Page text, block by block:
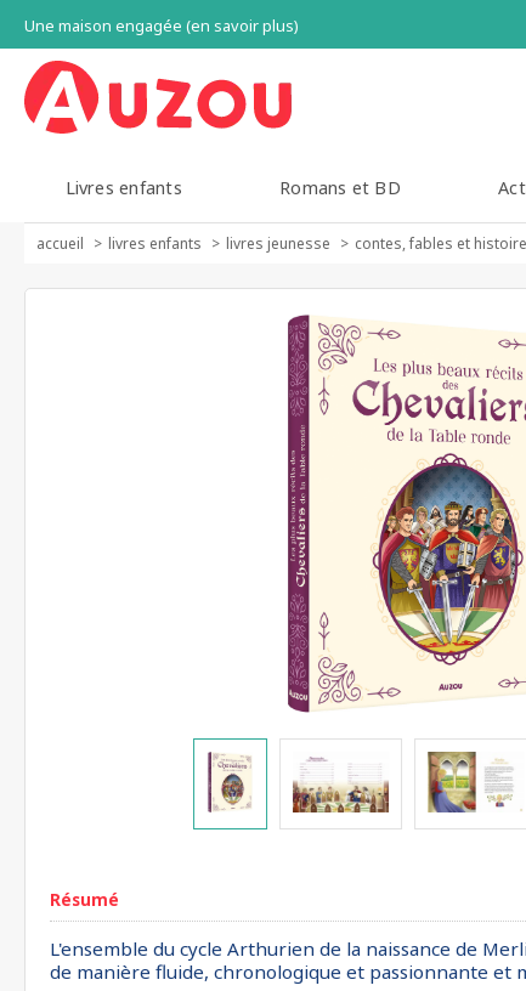
Une maison engagée (en savoir plus)
Livres enfants Romans et BD
accueil livres enfants livres jeunesse contes, fables et
Résumé
L'ensemble du cycle Arthurien de la naissance de
de manière fluide, chronologique et passionnante et